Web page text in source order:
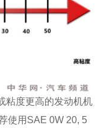
粘度更高的发动机机
使用SAE 0W 20, 5